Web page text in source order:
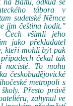
na Baltu, odkud se
tábora v
sudetské Němce
jim čeština hodit."
všimli jeho
jako překladatel
kteří mohli být pak
čekal tak
nacisté. To mohu
českobudějovické
metropoli s
Přesto právě
zahynul ve